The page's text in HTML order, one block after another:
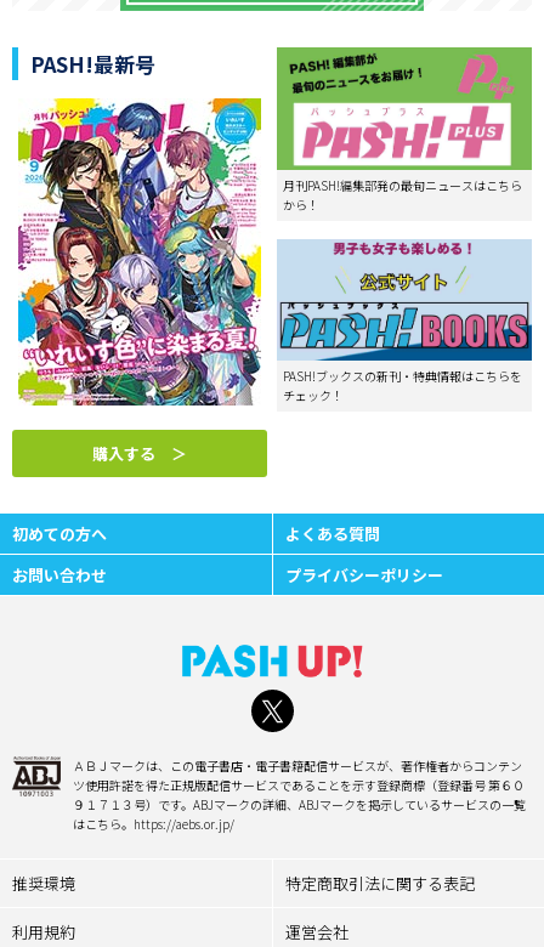
PASH!最新号
購入する ＞
月刊PASH!編集部発の最旬ニュースはこちら
から！
PASH!ブックスの新刊・特典情報はこちらを
チェック！
初めての方へ
よくある質問
お問い合わせ
プライバシーポリシー
ＡＢＪマークは、この電子書店・電子書籍配信サービスが、著作権者からコンテン
ツ使用許諾を得た正規版配信サービスであることを示す登録商標（登録番号 第６０
９１７１３号）です。ABJマークの詳細、ABJマークを掲示しているサービスの一覧
はこちら。https://aebs.or.jp/
推奨環境 特定商取引法に関する表記
利用規約 運営会社